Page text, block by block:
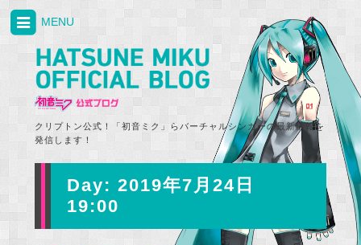
クリプトン公式！「初音ミク」らバーチャルシンガーの最新情報を
発信します！
MENU
Day: 2019年7月24日
19:00